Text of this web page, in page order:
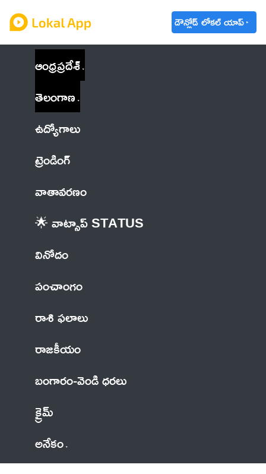
డౌన్లోడ్ లోకల్ యాప్
ఆంధ్రప్రదేశ్
తెలంగాణ
ఉద్యోగాలు
ట్రెండింగ్
వాతావరణం
🌟 వాట్సాప్ STATUS
వినోదం
పంచాంగం
రాశి ఫలాలు
రాజకీయం
బంగారం-వెండి ధరలు
క్రైమ్
అనేకం